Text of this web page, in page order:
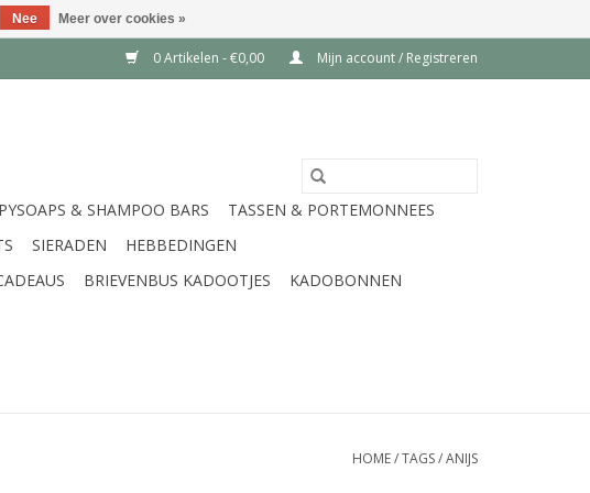
0 Artikelen - €0,00 Mijn account / Registreren
& SHAMPOO BARS
TASSEN & PORTEMONNEES
SIERADEN
HEBBEDINGEN
BRIEVENBUS KADOOTJES
KADOBONNEN
HOME/TAGS/ANIJS
Nee Meer over cookies »